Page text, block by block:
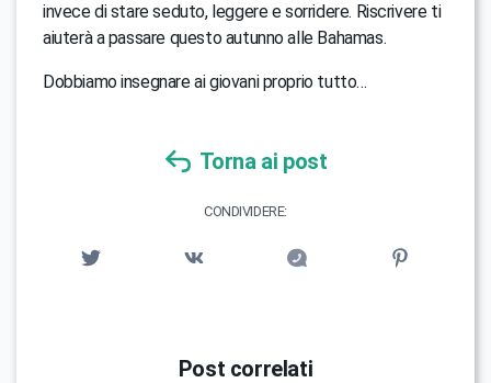
invece di stare seduto, leggere e sorridere. Riscrivere ti
aiuterà a passare questo autunno alle Bahamas.
Dobbiamo insegnare ai giovani proprio tutto…
Torna ai post
CONDIVIDERE:
Post correlati